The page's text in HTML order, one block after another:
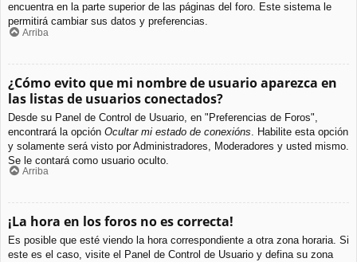
encuentra en la parte superior de las páginas del foro. Este sistema le
permitirá cambiar sus datos y preferencias.
Arriba
¿Cómo evito que mi nombre de usuario aparezca en
las listas de usuarios conectados?
Desde su Panel de Control de Usuario, en "Preferencias de Foros",
encontrará la opción Ocultar mi estado de conexións . Habilite esta opción
y solamente será visto por Administradores, Moderadores y usted mismo.
Se le contará como usuario oculto.
Arriba
¡La hora en los foros no es correcta!
Es posible que esté viendo la hora correspondiente a otra zona horaria. Si
este es el caso, visite el Panel de Control de Usuario y defina su zona